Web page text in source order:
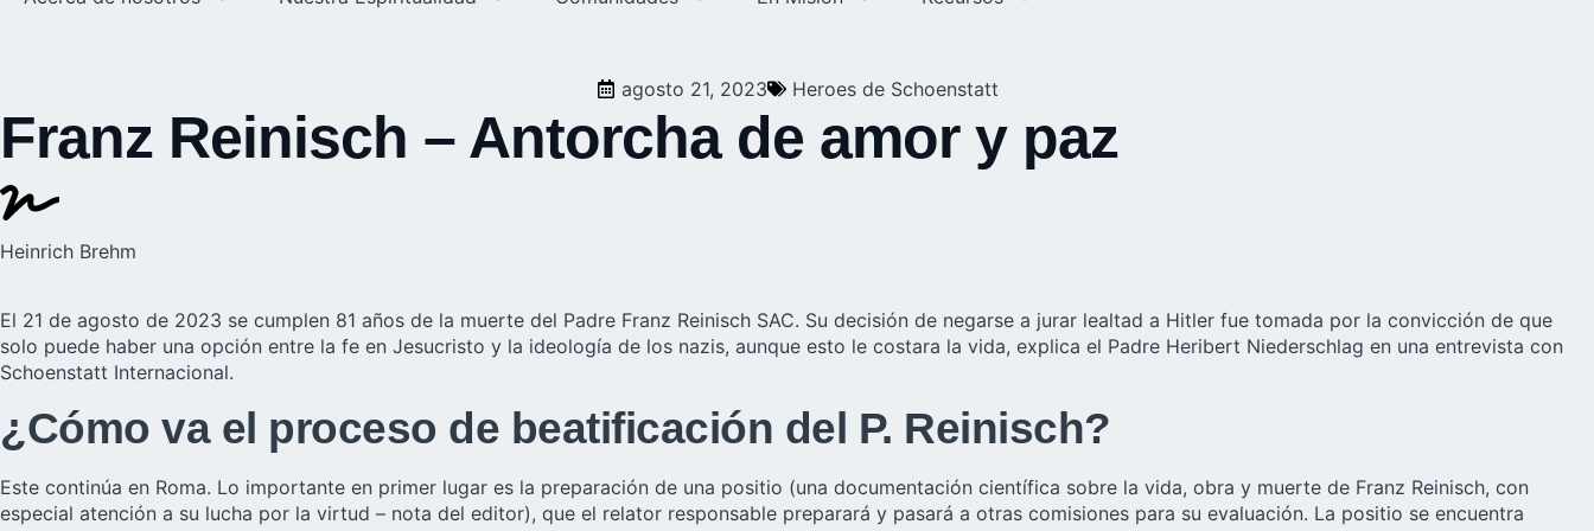
agosto 21, 2023 Heroes de Schoenstatt
Franz Reinisch – Antorcha de amor y paz
Heinrich Brehm
El 21 de agosto de 2023 se cumplen 81 años de la muerte del Padre Franz Reinisch SAC. Su decisión de negarse a jurar lealtad a Hitler fue tomada por la convicción de que
solo puede haber una opción entre la fe en Jesucristo y la ideología de los nazis, aunque esto le costara la vida, explica el Padre Heribert Niederschlag en una entrevista con
Schoenstatt Internacional.
¿Cómo va el proceso de beatificación del P. Reinisch?
Este continúa en Roma. Lo importante en primer lugar es la preparación de una positio (una documentación científica sobre la vida, obra y muerte de Franz Reinisch, con
especial atención a su lucha por la virtud – nota del editor), que el relator responsable preparará y pasará a otras comisiones para su evaluación. La positio se encuentra